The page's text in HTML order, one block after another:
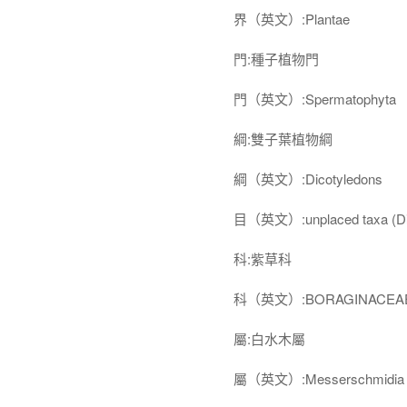
界（英文）:Plantae
門:種子植物門
門（英文）:Spermatophyta
綱:雙子葉植物綱
綱（英文）:Dicotyledons
目（英文）:unplaced taxa
科:紫草科
科（英文）
屬:白水木屬
屬（英文）:Messerschmidia